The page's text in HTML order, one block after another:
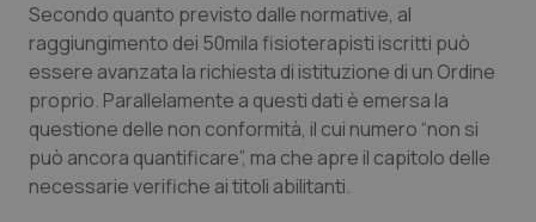
Veneto
Oncoematologia
Oncologia & Nutrizione
Psoriasi & pelle
Secondo quanto previsto dalle normative, al
raggiungimento dei 50mila fisioterapisti iscritti può
essere avanzata la richiesta di istituzione di un Ordine
proprio. Parallelamente a questi dati è emersa la
questione delle non conformità, il cui numero “non si
può ancora quantificare”, ma che apre il capitolo delle
necessarie verifiche ai titoli abilitanti.